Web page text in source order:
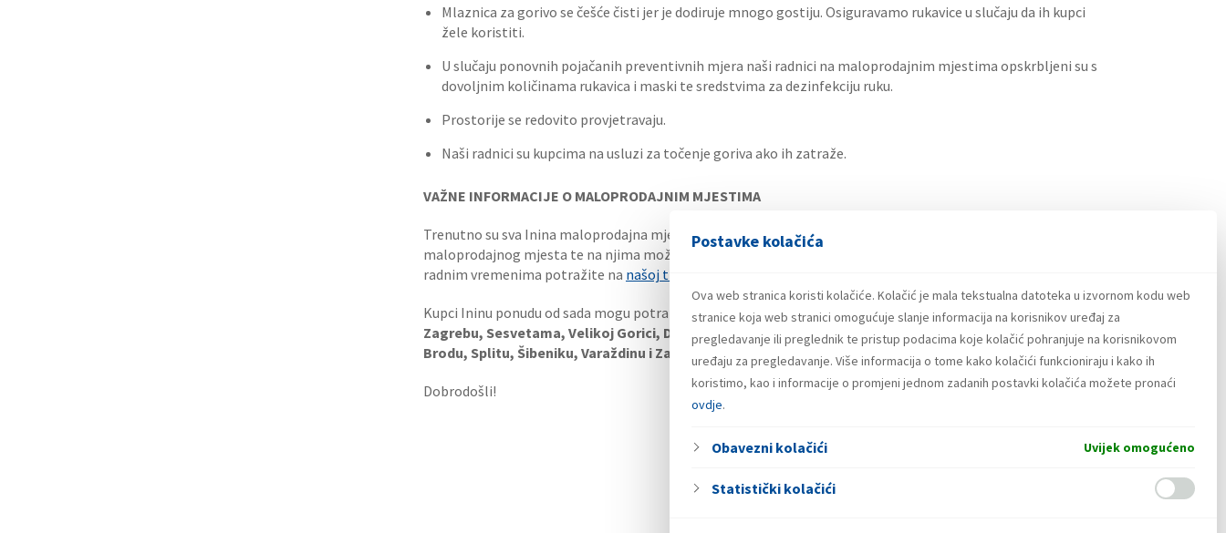
Postavke kolačića
Ova web stranica koristi kolačiće. Kolačić je mala tekstualna datoteka u izvornom kodu web
stranice koja web stranici omogućuje slanje informacija na korisnikov uređaj za
pregledavanje ili preglednik te pristup podacima koje kolačić pohranjuje na korisnikovom
uređaju za pregledavanje. Više informacija o tome kako kolačići funkcioniraju i kako ih
koristimo, kao i informacije o promjeni jednom zadanih postavki kolačića možete pronaći
ovdje.
Obavezni kolačići Uvijek omogućeno
Statistički kolačići
Mlaznica za gorivo se češće čisti jer je dodiruje mnogo gostiju. Osiguravamo rukavice u slučaju da ih kupci
žele koristiti.
U slučaju ponovnih pojačanih preventivnih mjera naši radnici na maloprodajnim mjestima opskrbljeni su s
dovoljnim količinama rukavica i maski te sredstvima za dezinfekciju ruku.
Prostorije se redovito provjetravaju.
Naši radnici su kupcima na usluzi za točenje goriva ako ih zatraže.
VAŽNE INFORMACIJE O MALOPRODAJNIM MJESTIMA
Trenutno su sva Inina maloprodajna mjesta otvorena i rade sukladno radnom vremenu pojedinog
maloprodajnog mjesta te na njima možete kupiti gorivo i ostale proizvode iz ponude. Više informacija o
radnim vremenima potražite na našoj tražilici maloprodajnih mjesta.
Kupci Ininu ponudu od sada mogu potražiti i na aplikaciji Glovo – dostava odabranih proizvoda dostupna jeu
Zagrebu, Sesvetama, Velikoj Gorici, Dubrovniku, Karlovcu, Osijeku, Puli, Rijeci, Sisku, Slavonskom
Brodu, Splitu, Šibeniku, Varaždinu i Zadru.
Dobrodošli!